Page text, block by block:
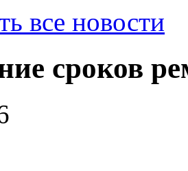
все новости
сроков